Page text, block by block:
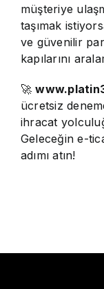
müşteriye
taşımak
ve güvenilir
kapılarını
🚀
ücretsiz
ihracat
Geleceğin e-
adımı atın!